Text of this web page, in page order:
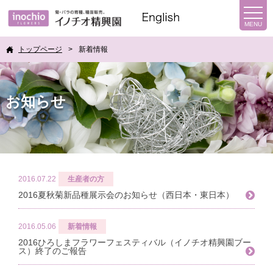
トップページ 新着情報
お知らせ
2016.07.22 生産者の方
2016夏秋菊新品種展示会のお知らせ（西日本・東日本）
2016.05.06 新着情報
2016ひろしまフラワーフェスティバル（イノチオ精興園ブー
ス）終了のご報告